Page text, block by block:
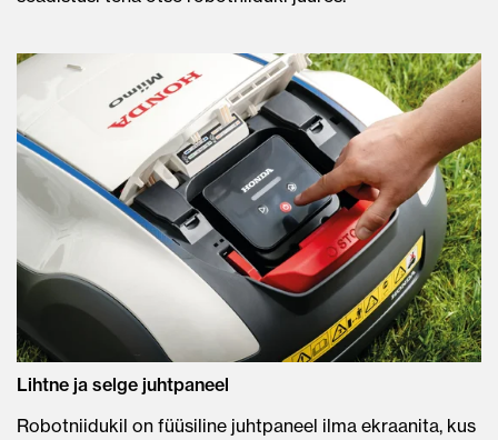
Lihtne ja selge juhtpaneel
Robotniidukil on füüsiline juhtpaneel ilma ekraanita, kus